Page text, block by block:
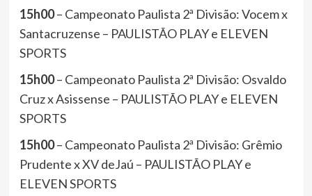
15h00– Campeonato Paulista 2ª Divisão: Vocem x
Santacruzense – PAULISTÃO PLAY e ELEVEN
SPORTS
15h00– Campeonato Paulista 2ª Divisão: Osvaldo
Cruz x Asissense – PAULISTÃO PLAY e ELEVEN
SPORTS
15h00– Campeonato Paulista 2ª Divisão: Grêmio
Prudente x XV deJaú – PAULISTÃO PLAY e
ELEVEN SPORTS